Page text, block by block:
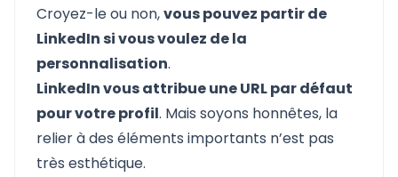
Croyez-le ou non,vous pouvez partir de
LinkedIn si vous voulez de la
personnalisation.
LinkedIn vous attribue une URL par défaut
pour votre profil. Mais soyons honnêtes, la
relier à des éléments importants n’est pas
très esthétique.